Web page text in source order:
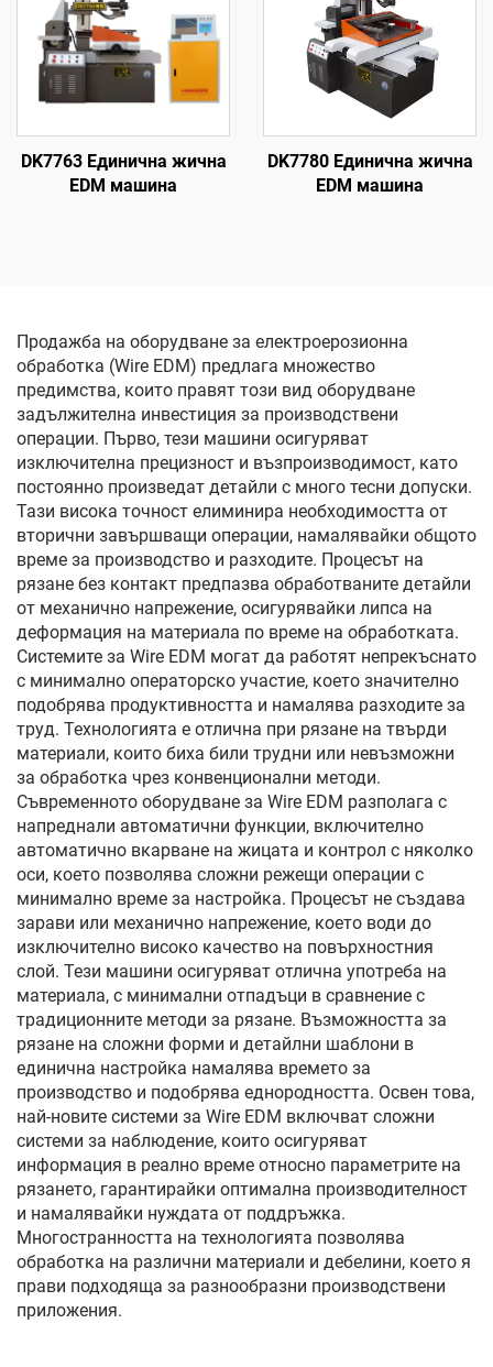
DK7763 Единична жична
EDM машина
DK7780 Единична жична
EDM машина
Продажба на оборудване за електроерозионна
обработка (Wire EDM) предлага множество
предимства, които правят този вид оборудване
задължителна инвестиция за производствени
операции. Първо, тези машини осигуряват
изключителна прецизност и възпроизводимост, като
постоянно произведат детайли с много тесни допуски.
Тази висока точност елиминира необходимостта от
вторични завършващи операции, намалявайки общото
време за производство и разходите. Процесът на
рязане без контакт предпазва обработваните детайли
от механично напрежение, осигурявайки липса на
деформация на материала по време на обработката.
Системите за Wire EDM могат да работят непрекъснато
с минимално операторско участие, което значително
подобрява продуктивността и намалява разходите за
труд. Технологията е отлична при рязане на твърди
материали, които биха били трудни или невъзможни
за обработка чрез конвенционални методи.
Съвременното оборудване за Wire EDM разполага с
напреднали автоматични функции, включително
автоматично вкарване на жицата и контрол с няколко
оси, което позволява сложни режещи операции с
минимално време за настройка. Процесът не създава
зарави или механично напрежение, което води до
изключително високо качество на повърхностния
слой. Тези машини осигуряват отлична употреба на
материала, с минимални отпадъци в сравнение с
традиционните методи за рязане. Възможността за
рязане на сложни форми и детайлни шаблони в
единична настройка намалява времето за
производство и подобрява еднородността. Освен това,
най-новите системи за Wire EDM включват сложни
системи за наблюдение, които осигуряват
информация в реално време относно параметрите на
рязането, гарантирайки оптимална производителност
и намалявайки нуждата от поддръжка.
Многостранността на технологията позволява
обработка на различни материали и дебелини, което я
прави подходяща за разнообразни производствени
приложения.